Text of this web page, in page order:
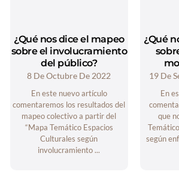
¿Qué nos dice el mapeo
sobre el involucramiento
del público?
8 De Octubre De 2022
En este nuevo artículo
comentaremos los resultados del
mapeo colectivo a partir del
“Mapa Temático Espacios
Culturales según
involucramiento ...
¿Qué
19 De
En
que
según